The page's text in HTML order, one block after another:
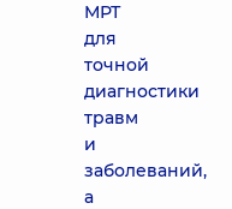
МРТ
для
точной
диагностики
травм
и
заболеваний,
а